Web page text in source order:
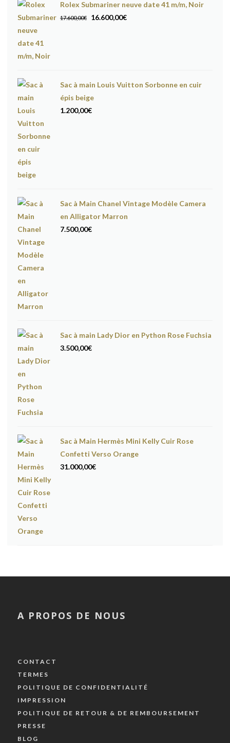
Rolex Submariner neuve date 41 m/m, Noir
17.600,00€
Le
16.600,00€Le
Sac à main Louis Vuitton Sorbonne en cuir
épis beige
1.200,00€
Sac à Main Chanel Vintage Modèle Camera
en Alligator Marron
7.500,00€
Sac à main Lady Dior en Python Rose Fuchsia
3.500,00€
Sac à Main Hermès Mini Kelly Cuir Rose
Confetti Verso Orange
31.000,00€
A PROPOS DE NOUS
CONTACT
TERMES
POLITIQUE DE CONFIDENTIALITÉ
IMPRESSION
POLITIQUE DE RETOUR & DE REMBOURSEMENT
PRESSE
BLOG